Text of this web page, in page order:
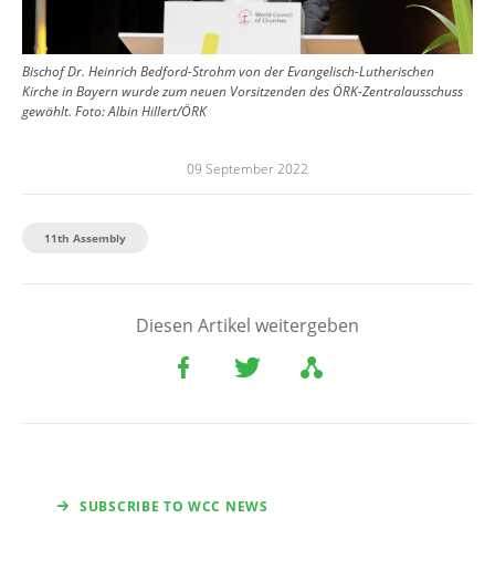
Bischof Dr. Heinrich Bedford-Strohm von der Evangelisch-Lutherischen
Kirche in Bayern wurde zum neuen Vorsitzenden des ÖRK-Zentralausschuss
gewählt. Foto:Albin Hillert/ÖRK
09 September 2022
11th Assembly
Diesen Artikel weitergeben
SUBSCRIBE TO WCC NEWS